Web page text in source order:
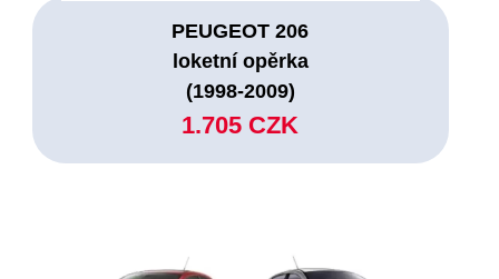
PEUGEOT 206
loketní opěrka
(1998-2009)
1.705 CZK